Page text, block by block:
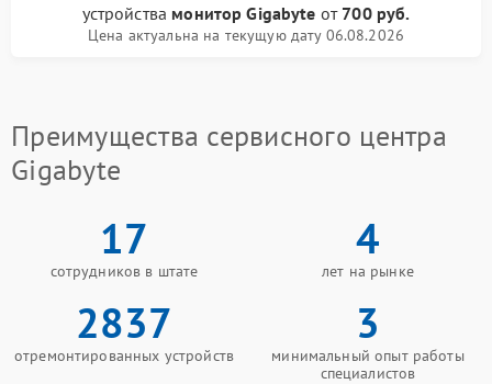
устройства монитор Gigabyte от 700 руб.
Цена актуальна на текущую дату 06.08.2026
Преимущества сервисного центра
Gigabyte
17
сотрудников в штате
4
лет на рынке
2837
отремонтированных устройств
3
минимальный опыт работы
специалистов